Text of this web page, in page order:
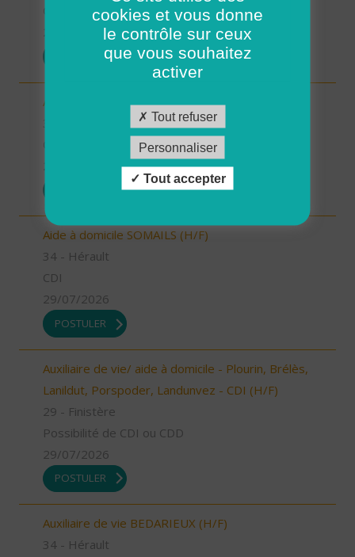
29/07/2026
POSTULER
Aide à domicile LODEVE (H/F)
Aide à domicile SOMAILS (H/F)
34 - Hérault
CDI
29/07/2026
POSTULER
Auxiliaire de vie/ aide à domicile - Plourin, Brélès,
Lanildut, Porspoder, Landunvez - CDI (H/F)
29 - Finistère
Possibilité de CDI ou CDD
29/07/2026
POSTULER
Auxiliaire de vie BEDARIEUX (H/F)
34 - Hérault
cookies et vous donne
le contrôle sur ceux
que vous souhaitez
activer
Tout refuser
Personnaliser
Tout accepter